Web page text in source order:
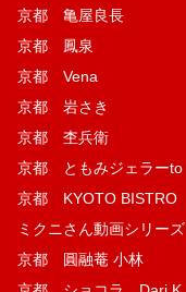
京都 亀屋良長
京都 鳳泉
京都 Vena
京都 岩さき
京都 杢兵衛
京都 ともみジェラーto
京都 KYOTO BISTRO
ミクニさん動画シリーズ
京都 圓融菴 小林